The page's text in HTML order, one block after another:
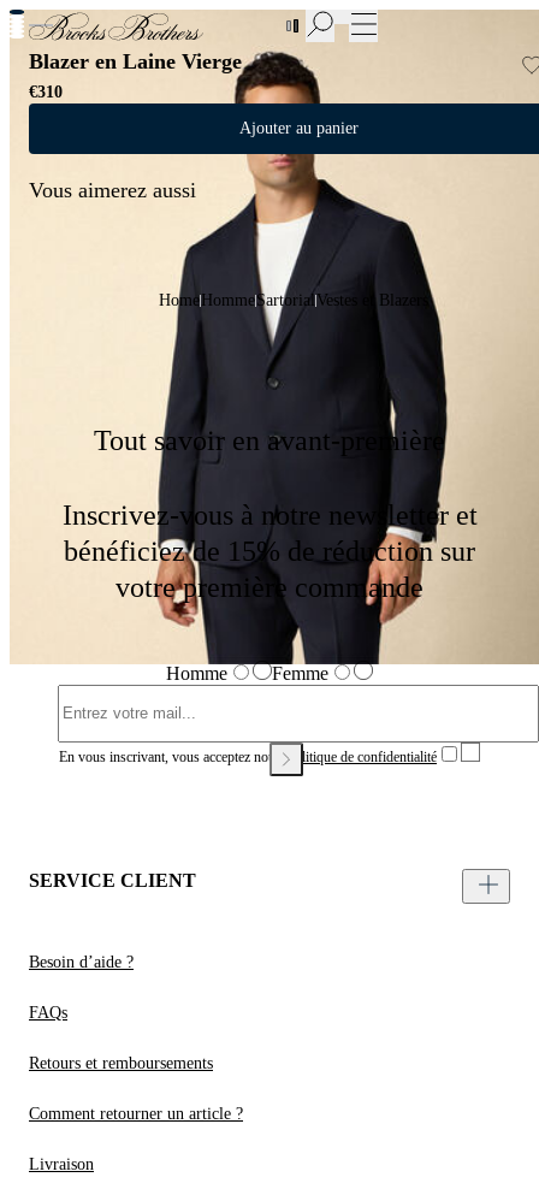
Nouvelles pièces en Soldes | Jusqu'à -50%
Blazer en Laine Vierge
€310
Ajouter au panier
Vous aimerez aussi
Home HommeSartorial Vestes et Blazers
Tout savoir en avant-première
Inscrivez-vous à notre newsletter et
bénéficiez de 15% de réduction sur
votre première commande
Homme Femme
En vous inscrivant, vous acceptez notrePolitique de confidentialité
SERVICE CLIENT
Besoin d’aide ?
FAQs
Retours et remboursements
Comment retourner un article ?
Livraison